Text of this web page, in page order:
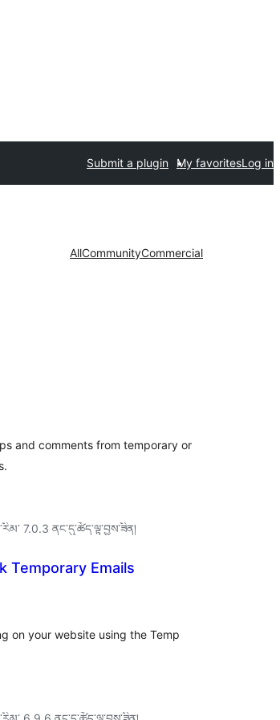
Submit a plugin My favoritesLog in
AllCommunityCommercial
and comments from temporary or
7.0.3 ནང་དུ་ཚོད་ལྟ་བྱས་ཟིན།
Temporary Emails
on your website using the Temp